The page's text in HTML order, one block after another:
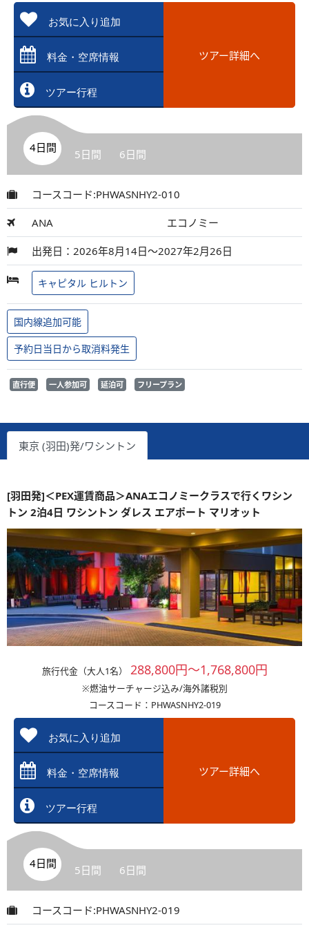
お気に入り追加
料金・空席情報
ツアー行程
ツアー詳細へ
4日間 5日間 6日間
コースコード:PHWASNHY2-010
ANA エコノミー
出発日：2026年8月14日～2027年2月26日
キャピタル ヒルトン
国内線追加可能
予約日当日から取消料発生
直行便 一人参加可 延泊可 フリープラン
東京 (羽田)発/ワシントン
[羽田発]＜PEX運賃商品＞ANAエコノミークラスで行くワシン
トン 2泊4日 ワシントン ダレス エアポート マリオット
旅行代金（大人1名） 288,800円～1,768,800円
※燃油サーチャージ込み/海外諸税別
コースコード：PHWASNHY2-019
お気に入り追加
料金・空席情報
ツアー行程
ツアー詳細へ
4日間 5日間 6日間
コースコード:PHWASNHY2-019